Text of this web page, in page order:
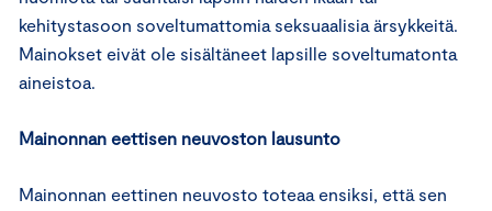
kehitystasoon soveltumattomia seksuaalisia ärsykkeitä.
Mainokset eivät ole sisältäneet lapsille soveltumatonta
aineistoa.
Mainonnan eettisen neuvoston lausunto
Mainonnan eettinen neuvosto toteaa ensiksi, että sen